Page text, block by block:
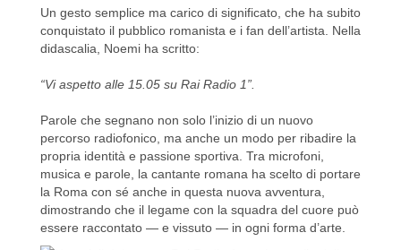
Un gesto semplice ma carico di significato, che ha subito
conquistato il pubblico romanista e i fan dell’artista. Nella
didascalia, Noemi ha scritto:
“Vi aspetto alle 15.05 su Rai Radio 1”.
Parole che segnano non solo l’inizio di un nuovo
percorso radiofonico, ma anche un modo per ribadire la
propria identità e passione sportiva. Tra microfoni,
musica e parole, la cantante romana ha scelto di portare
la Roma con sé anche in questa nuova avventura,
dimostrando che il legame con la squadra del cuore può
essere raccontato — e vissuto — in ogni forma d’arte.